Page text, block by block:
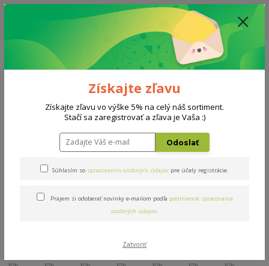
ZĽAVA: VŠETKY VYSTAVENÉ POSTELE ZA 400€ - CENA MATRACU A ROŠTU
PODĽA VÝBERU / DODACIA LEHOTA JE AKTUÁLNE 10-15 PRACOVNÝCH
Menu
0908 777 700 Po-So: 10-18 hod.
0
Postele Arbora
Arbora
Novinka Akcia
Získajte zľavu
Získajte zľavu vo výške 5% na celý náš sortiment.
Stačí sa zaregistrovať a zľava je Vaša :)
Odoslať
Súhlasím so spracovaním osobných údajov pre účely registrácie.
Prajem si odoberať novinky e-mailom podľa podmienok spracovania
osobných údajov.
Zatvoriť